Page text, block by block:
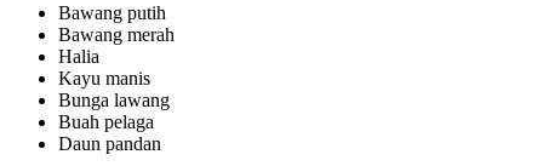
Bawang putih
Bawang merah
Halia
Kayu manis
Bunga lawang
Buah pelaga
Daun pandan